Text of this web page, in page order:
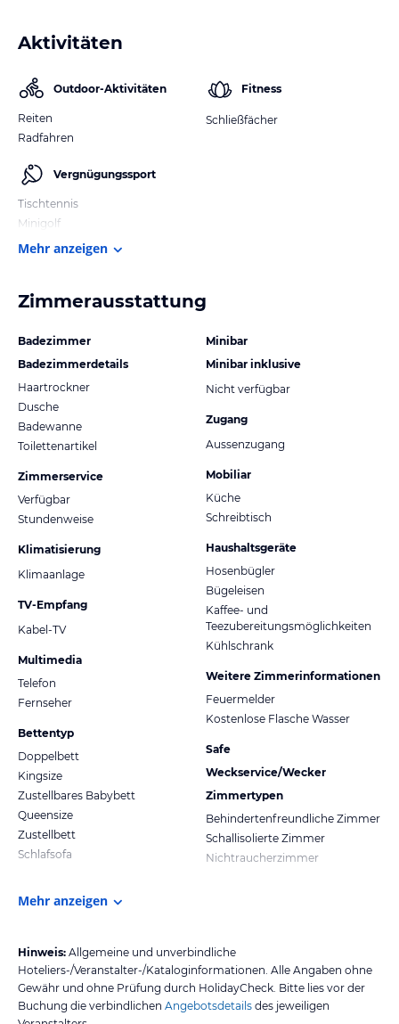
Aktivitäten
Outdoor-Aktivitäten
Reiten
Radfahren
Vergnügungssport
Tischtennis
Minigolf
Fitness
Schließfächer
Mehr anzeigen
Zimmerausstattung
Badezimmer
Badezimmerdetails
Haartrockner
Dusche
Badewanne
Toilettenartikel
Zimmerservice
Verfügbar
Stundenweise
Klimatisierung
Klimaanlage
TV-Empfang
Kabel-TV
Multimedia
Telefon
Fernseher
Bettentyp
Doppelbett
Kingsize
Zustellbares Babybett
Queensize
Zustellbett
Schlafsofa
Minibar
Minibar inklusive
Nicht verfügbar
Zugang
Aussenzugang
Mobiliar
Küche
Schreibtisch
Haushaltsgeräte
Hosenbügler
Bügeleisen
Kaffee- und
Teezubereitungsmöglichkeiten
Kühlschrank
Weitere Zimmerinformationen
Feuermelder
Kostenlose Flasche Wasser
Safe
Weckservice/Wecker
Zimmertypen
Behindertenfreundliche Zimmer
Schallisolierte Zimmer
Nichtraucherzimmer
Mehr anzeigen
Hinweis: Allgemeine und unverbindliche
Hoteliers-/Veranstalter-/Kataloginformationen. Alle Angaben ohne
Gewähr und ohne Prüfung durch HolidayCheck. Bitte lies vor der
Buchung die verbindlichen Angebotsdetails des jeweiligen